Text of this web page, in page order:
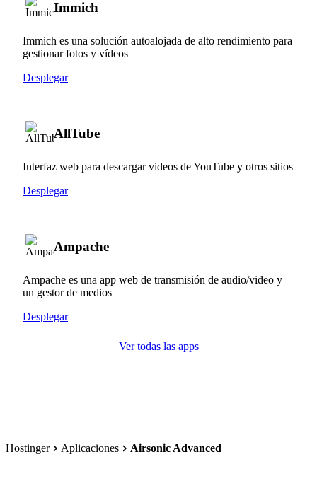
Immich
Immich es una solución autoalojada de alto rendimiento para
gestionar fotos y vídeos
Desplegar
AllTube
Interfaz web para descargar videos de YouTube y otros sitios
Desplegar
Ampache
Ampache es una app web de transmisión de audio/video y
un gestor de medios
Desplegar
Ver todas las apps
Hostinger Aplicaciones Airsonic Advanced